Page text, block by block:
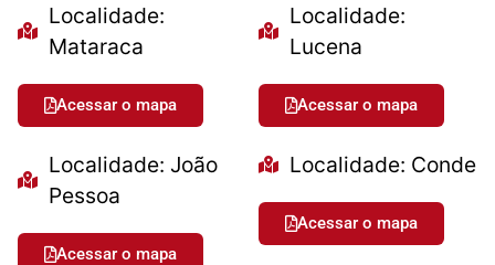
Localidade:
Mataraca
Acessar o mapa
Localidade:
Lucena
Acessar o mapa
Localidade: João
Pessoa
Acessar o mapa
Localidade: Conde
Acessar o mapa